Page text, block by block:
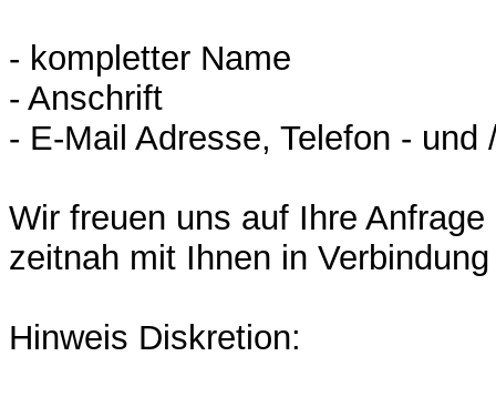
- kompletter Name
- Anschrift
- E-Mail Adresse, Telefon - und
Wir freuen uns auf Ihre
zeitnah mit Ihnen in
Hinweis Diskretion: